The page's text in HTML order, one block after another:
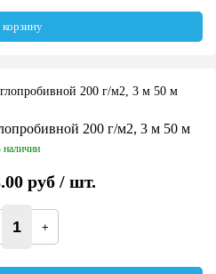
200 г/м2, 3 м 50 м
наличии
руб/ шт.